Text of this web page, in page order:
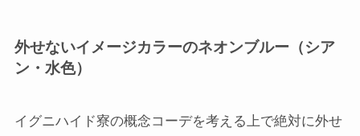
外せないイメージカラーのネオンブルー（シア
ン・水色）
イグニハイド寮の概念コーデを考える上で絶対に外せ